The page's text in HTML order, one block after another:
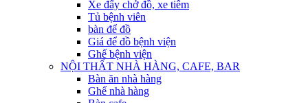
Xe đẩy chở đồ, xe tiêm
Tủ bệnh viên
bàn để đồ
Giá để đồ bệnh viện
Ghế bệnh viện
NỘI THẤT NHÀ HÀNG, CAFE, BAR
Bàn ăn nhà hàng
Ghế nhà hàng